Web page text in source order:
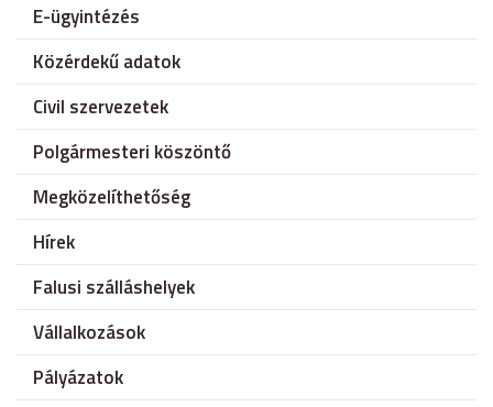
E-ügyintézés
Közérdekű adatok
Civil szervezetek
Polgármesteri köszöntő
Megközelíthetőség
Hírek
Falusi szálláshelyek
Vállalkozások
Pályázatok